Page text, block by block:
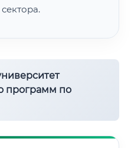
программ по